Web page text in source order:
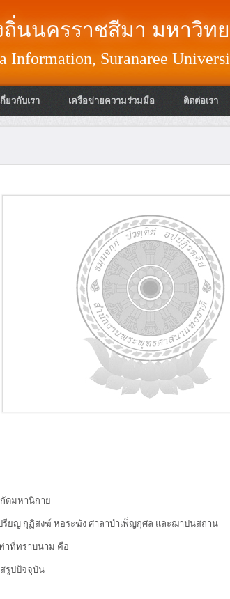
ถิ่นนครราชสีมา มหาวิท
Information, Suranaree
กี่ยวกับเรา เครือข่ายความร่วมมือ ติดต่อเรา
ดมหานิกาย
รียญ กุฏิสงฆ์ หอระฆัง ศาลาบำเพ็ญกุศล และฌาปนสถาน
ท่าที่ทราบนาม คือ
รูปปัจจุบัน